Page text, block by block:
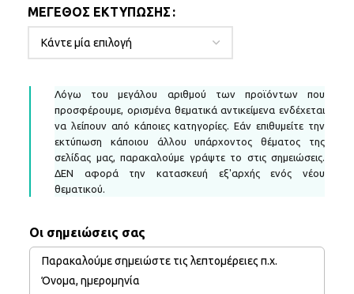
ΜΈΓΕΘΟΣ ΕΚΤΎΠΩΣΗΣ
Λόγω του μεγάλου αριθμού των προϊόντων που
προσφέρουμε, ορισμένα θεματικά αντικείμενα ενδέχεται
να λείπουν από κάποιες κατηγορίες. Εάν επιθυμείτε την
εκτύπωση κάποιου άλλου υπάρχοντος θέματος της
σελίδας μας, παρακαλούμε γράψτε το στις σημειώσεις.
ΔΕΝ αφορά την κατασκευή εξ'αρχής ενός νέου
θεματικού.
Οι σημειώσεις σας